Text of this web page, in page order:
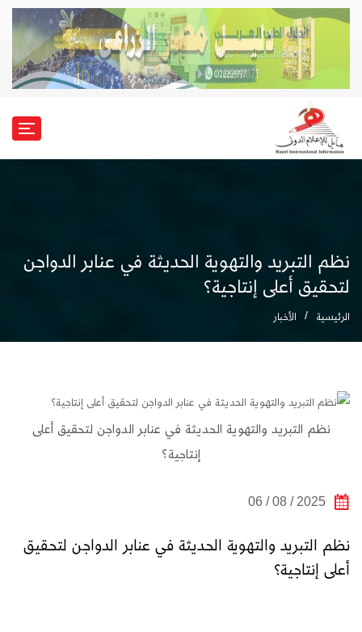
نظم التبريد والتهوية الحديثة في عنابر الدواجن
لتحقيق أعلى إنتاجية؟
الرئيسية الأخبار
نظم التبريد والتهوية الحديثة في عنابر الدواجن لتحقيق أعلى
إنتاجية؟
2025 / 08 / 06
نظم التبريد والتهوية الحديثة في عنابر الدواجن لتحقيق
أعلى إنتاجية؟